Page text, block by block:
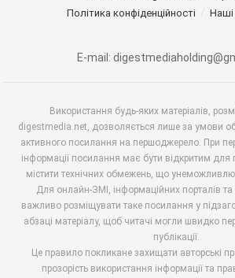
Політика конфіденційності
Наші
E-mail:
Використання будь-яких матеріалів,
digestmedia.net, дозволяється лише за умови
активного посилання на першоджерело. При
інформації посилання має бути відкритим для
містити технічних обмежень, що
Для онлайн-ЗМІ, інформаційних порталів та
важливо розміщувати таке посилання у
абзаці матеріалу, щоб читачі могли швидко
публікації.
Це правило покликане захищати авторські
прозорість використання інформації та